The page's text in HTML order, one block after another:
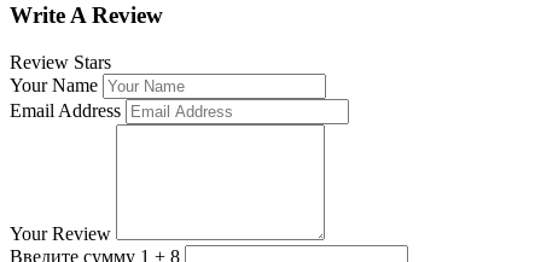
Write A Review
Review Stars
Your Name
Email Address
Your Review
Введите сумму 1 + 8